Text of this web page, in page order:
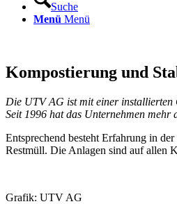
Suche
Menü Menü
Kompostierung und
Die UTV AG ist mit einer installierten
Seit 1996 hat das Unternehmen
Entsprechend besteht Erfahrung in
Restmüll. Die Anlagen sind auf allen
Grafik: UTV AG